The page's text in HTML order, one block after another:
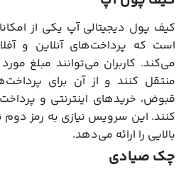
کیف پول دیجیتالی آپ یکی از
است که پرداخت‌های آنلاین و
می‌کند. کاربران می‌توانند مبلغ
منتقل کنند و از آن برای
قبوض، خریدهای اینترنتی و
کنند. این سرویس نیازی به رمز دوم
بالایی را ارائه می‌دهد.
چک صیادی